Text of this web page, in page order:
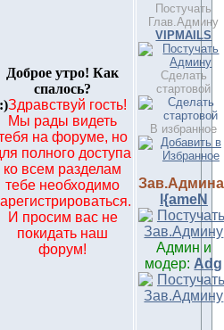
Доброе утро! Как
спалось?
:)Здравствуй гость!
Мы рады видеть
на форуме, но
полного доступа
ко всем разделам
тебе необходимо
И просим вас не
покидать наш
форум!
Постучать
Глав.Админу
VIPMAILS
Сделать
стартовой
В избранное
l{ameN
Админ и
модер: Adg